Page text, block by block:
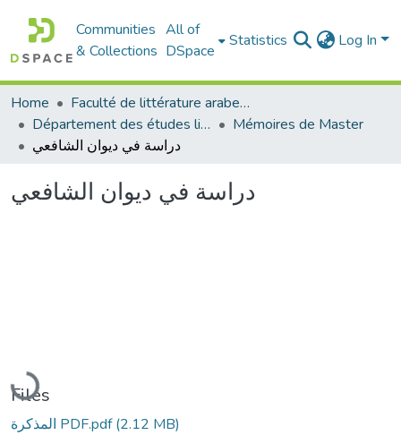
Communities
& Collections
All of
DSpace
Statistics Log In
Home
Faculté de littérature arabe et des arts
Département des études littéraires et critiques
Mémoires de Master
دراسة في ديوان الشافعي
دراسة في ديوان الشافعي
Loading...
Files
المذكرة PDF.pdf(2.12 MB)